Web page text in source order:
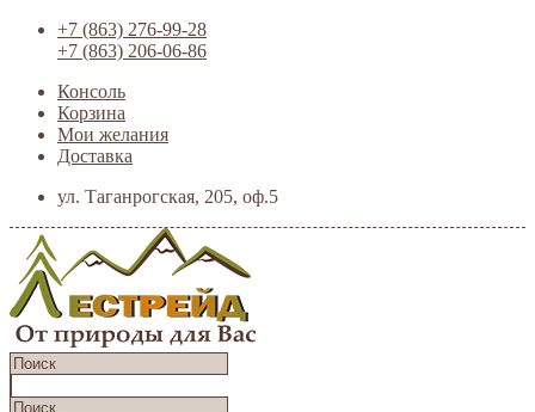
+7 (863) 276-99-28
+7 (863) 206-06-86
Консоль
Корзина
Мои желания
Доставка
ул. Таганрогская, 205, оф.5